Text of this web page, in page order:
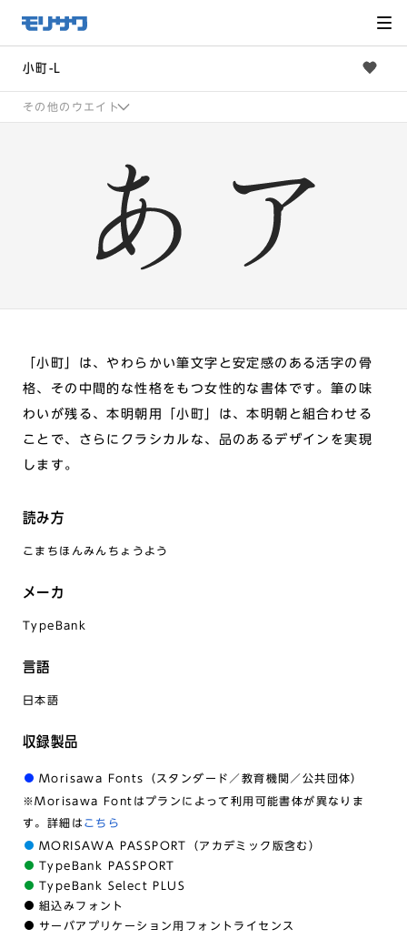
メ
ニュー
飛ばし
へ移動
小町-L
その他のウエイト
「小町」は、やわらかい筆文字と安定感のある活字の骨
格、その中間的な性格をもつ女性的な書体です。筆の味
わいが残る、本明朝用「小町」は、本明朝と組合わせる
ことで、さらにクラシカルな、品のあるデザインを実現
します。
読み方
こまちほんみんちょうよう
メーカ
TypeBank
言語
日本語
収録製品
Morisawa Fonts（スタンダード／教育機関／公共団体）
※Morisawa Fontはプランによって利用可能書体が異なりま
す。詳細は こちら
MORISAWA PASSPORT（アカデミック版含む）
TypeBank PASSPORT
TypeBank Select PLUS
組込みフォント
サーバアプリケーション用フォントライセンス